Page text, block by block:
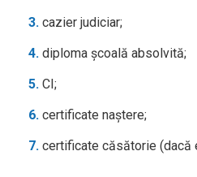
cazier judiciar;
diploma școală absolvită;
CI;
certificate naștere;
certificate căsătorie (dacă